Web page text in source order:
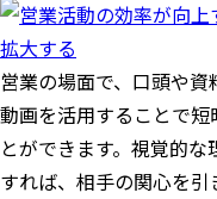
拡大する
営業の場面で、口頭や資
動画を活用することで
とができます。視覚的
すれば、相手の関心を